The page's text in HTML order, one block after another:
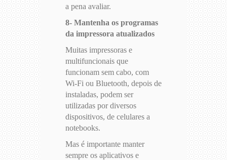
a pena avaliar.
8- Mantenha os programas
da impressora atualizados
Muitas impressoras e
multifuncionais que
funcionam sem cabo, com
Wi-Fi ou Bluetooth, depois de
instaladas, podem ser
utilizadas por diversos
dispositivos, de celulares a
notebooks.
Mas é importante manter
sempre os aplicativos e